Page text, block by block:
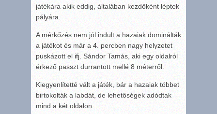
játékára akik eddig, általában kezdőként léptek
pályára.
A mérkőzés nem jól indult a hazaiak dominálták
a játékot és már a 4. percben nagy helyzetet
puskázott el ifj. Sándor Tamás, aki egy oldalról
érkező passzt durrantott mellé 8 méterről.
Kiegyenlítetté vált a játék, bár a hazaiak többet
birtokolták a labdát, de lehetőségek adódtak
mind a két oldalon.